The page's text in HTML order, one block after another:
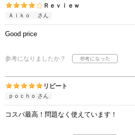
Ｒｅｖｉｅｗ
Ａｉｋｏ さん
Good price
参考になりましたか？
リピート
ｐｏｃｈｏ さん
コスパ最高！問題なく使えています！